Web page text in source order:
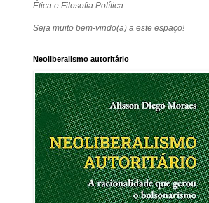
Ética e Filosofia Política.
Seja muito bem-vindo(a) a este espaço!
Neoliberalismo autoritário